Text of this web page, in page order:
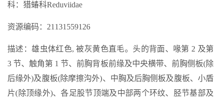
科：猎蝽科Reduviidae
资源编码：21131559126
描述：雄虫体红色, 被灰黄色直毛。头的背面、喙第 2 及第
3 节、触角第 1 节、前胸背板前缘及中央横带、前胸侧板(除
后缘外)及腹板(除摩擦沟外)、中胸及后胸侧板及腹板、小盾
片(除顶缘外)、各足股节顶端及中部两个环纹、胫节基部及